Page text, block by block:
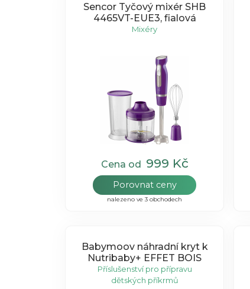
Sencor Tyčový mixér SHB
4465VT-EUE3, fialová
Mixéry
Cena od 999 Kč
Porovnat ceny
nalezeno ve 3 obchodech
Babymoov náhradní kryt k
Nutribaby+ EFFET BOIS
Příslušenství pro přípravu
dětských příkrmů